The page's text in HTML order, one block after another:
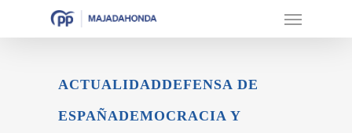
ACTUALIDADDEFENSA DE
ESPAÑADEMOCRACIA Y